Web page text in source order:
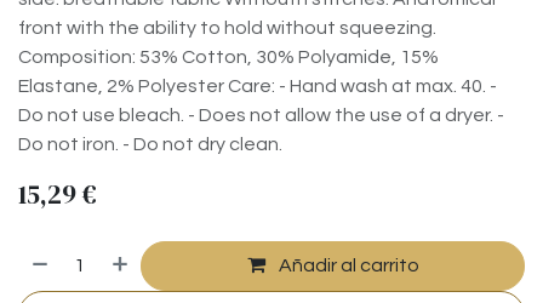
front with the ability to hold without squeezing.
Composition: 53% Cotton, 30% Polyamide, 15%
Elastane, 2% Polyester Care: - Hand wash at max. 40. -
Do not use bleach. - Does not allow the use of a dryer. -
Do not iron. - Do not dry clean.
15,29€
Añadir al carrito